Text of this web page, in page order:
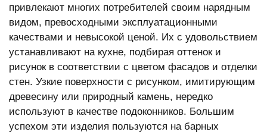
привлекают многих потребителей своим нарядным
видом, превосходными эксплуатационными
качествами и невысокой ценой. Их с удовольствием
устанавливают на кухне, подбирая оттенок и
рисунок в соответствии с цветом фасадов и отделки
стен. Узкие поверхности с рисунком, имитирующим
древесину или природный камень, нередко
используют в качестве подоконников. Большим
успехом эти изделия пользуются на барных